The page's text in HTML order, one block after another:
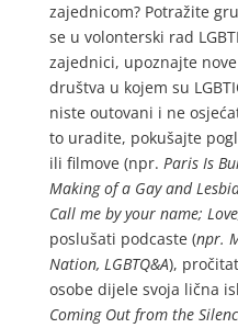
zajednicom? Potražite
se u volonterski rad
zajednici, upoznajte
društva u kojem su
niste outovani i ne
to uradite, pokušajte
ili filmove (npr. Paris Is
Making of a Gay and
Call me by your name;
poslušati podcaste (npr.
Nation, LGBTQ&A),
osobe dijele svoja lična
Coming Out from the